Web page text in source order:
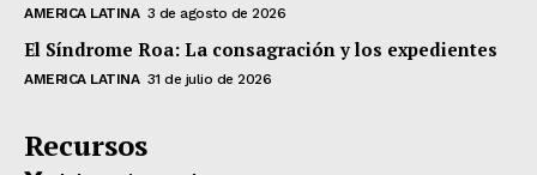
AMERICA LATINA 3 de agosto de 2026
El Síndrome Roa: La consagración y los expedientes
AMERICA LATINA 31 de julio de 2026
Recursos